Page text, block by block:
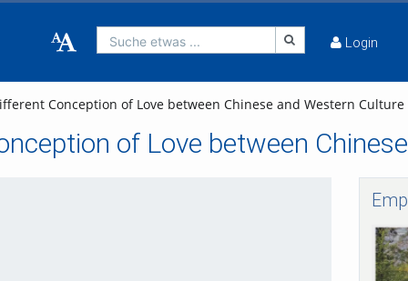
Suche etwas ... Login
Conception of Love between Chinese and Western Culture
of Love between